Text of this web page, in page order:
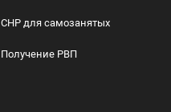
СНР для самозанятых
Получение РВП